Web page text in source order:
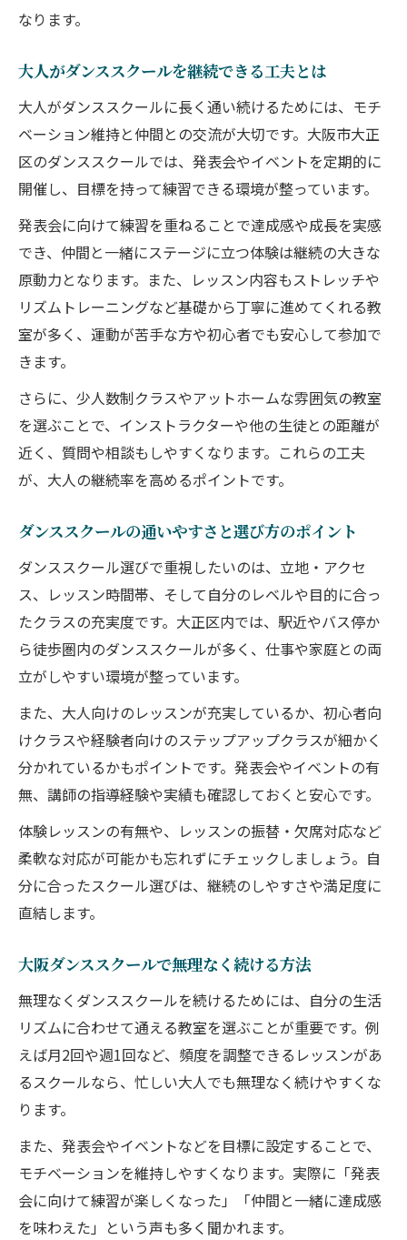
なります。
大人がダンススクールを継続できる工夫とは
大人がダンススクールに長く通い続けるためには、モチ
ベーション維持と仲間との交流が大切です。大阪市大正
区のダンススクールでは、発表会やイベントを定期的に
開催し、目標を持って練習できる環境が整っています。
発表会に向けて練習を重ねることで達成感や成長を実感
でき、仲間と一緒にステージに立つ体験は継続の大きな
原動力となります。また、レッスン内容もストレッチや
リズムトレーニングなど基礎から丁寧に進めてくれる教
室が多く、運動が苦手な方や初心者でも安心して参加で
きます。
さらに、少人数制クラスやアットホームな雰囲気の教室
を選ぶことで、インストラクターや他の生徒との距離が
近く、質問や相談もしやすくなります。これらの工夫
が、大人の継続率を高めるポイントです。
ダンススクールの通いやすさと選び方のポイント
ダンススクール選びで重視したいのは、立地・アクセ
ス、レッスン時間帯、そして自分のレベルや目的に合っ
たクラスの充実度です。大正区内では、駅近やバス停か
ら徒歩圏内のダンススクールが多く、仕事や家庭との両
立がしやすい環境が整っています。
また、大人向けのレッスンが充実しているか、初心者向
けクラスや経験者向けのステップアップクラスが細かく
分かれているかもポイントです。発表会やイベントの有
無、講師の指導経験や実績も確認しておくと安心です。
体験レッスンの有無や、レッスンの振替・欠席対応など
柔軟な対応が可能かも忘れずにチェックしましょう。自
分に合ったスクール選びは、継続のしやすさや満足度に
直結します。
大阪ダンススクールで無理なく続ける方法
無理なくダンススクールを続けるためには、自分の生活
リズムに合わせて通える教室を選ぶことが重要です。例
えば月2回や週1回など、頻度を調整できるレッスンがあ
るスクールなら、忙しい大人でも無理なく続けやすくな
ります。
また、発表会やイベントなどを目標に設定することで、
モチベーションを維持しやすくなります。実際に「発表
会に向けて練習が楽しくなった」「仲間と一緒に達成感
を味わえた」という声も多く聞かれます。